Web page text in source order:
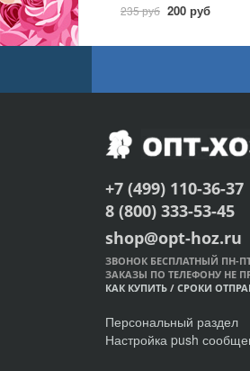
235 руб 200 руб
+7 (499) 110-36-37
8 (800) 333-53-45
shop@opt-hoz.ru
ЗВОНОК БЕСПЛАТНЫЙ ПН-ПТ
ЗАКАЗЫ ПО ТЕЛЕФОНУ НЕ
КАК КУПИТЬ / СРОКИ
Персональный раздел
Настройка push